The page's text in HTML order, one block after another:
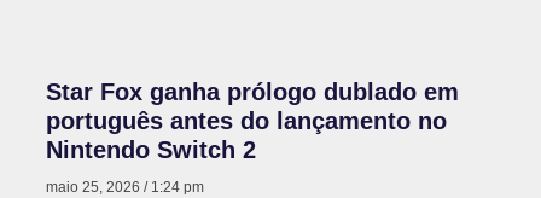
Star Fox ganha prólogo dublado em
português antes do lançamento no
Nintendo Switch 2
maio 25, 2026 1:24 pm